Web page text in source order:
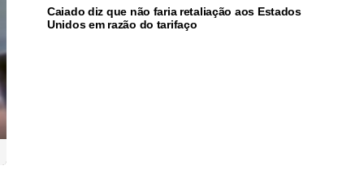
Caiado diz que não faria retaliação aos Estados
Unidos em razão do tarifaço